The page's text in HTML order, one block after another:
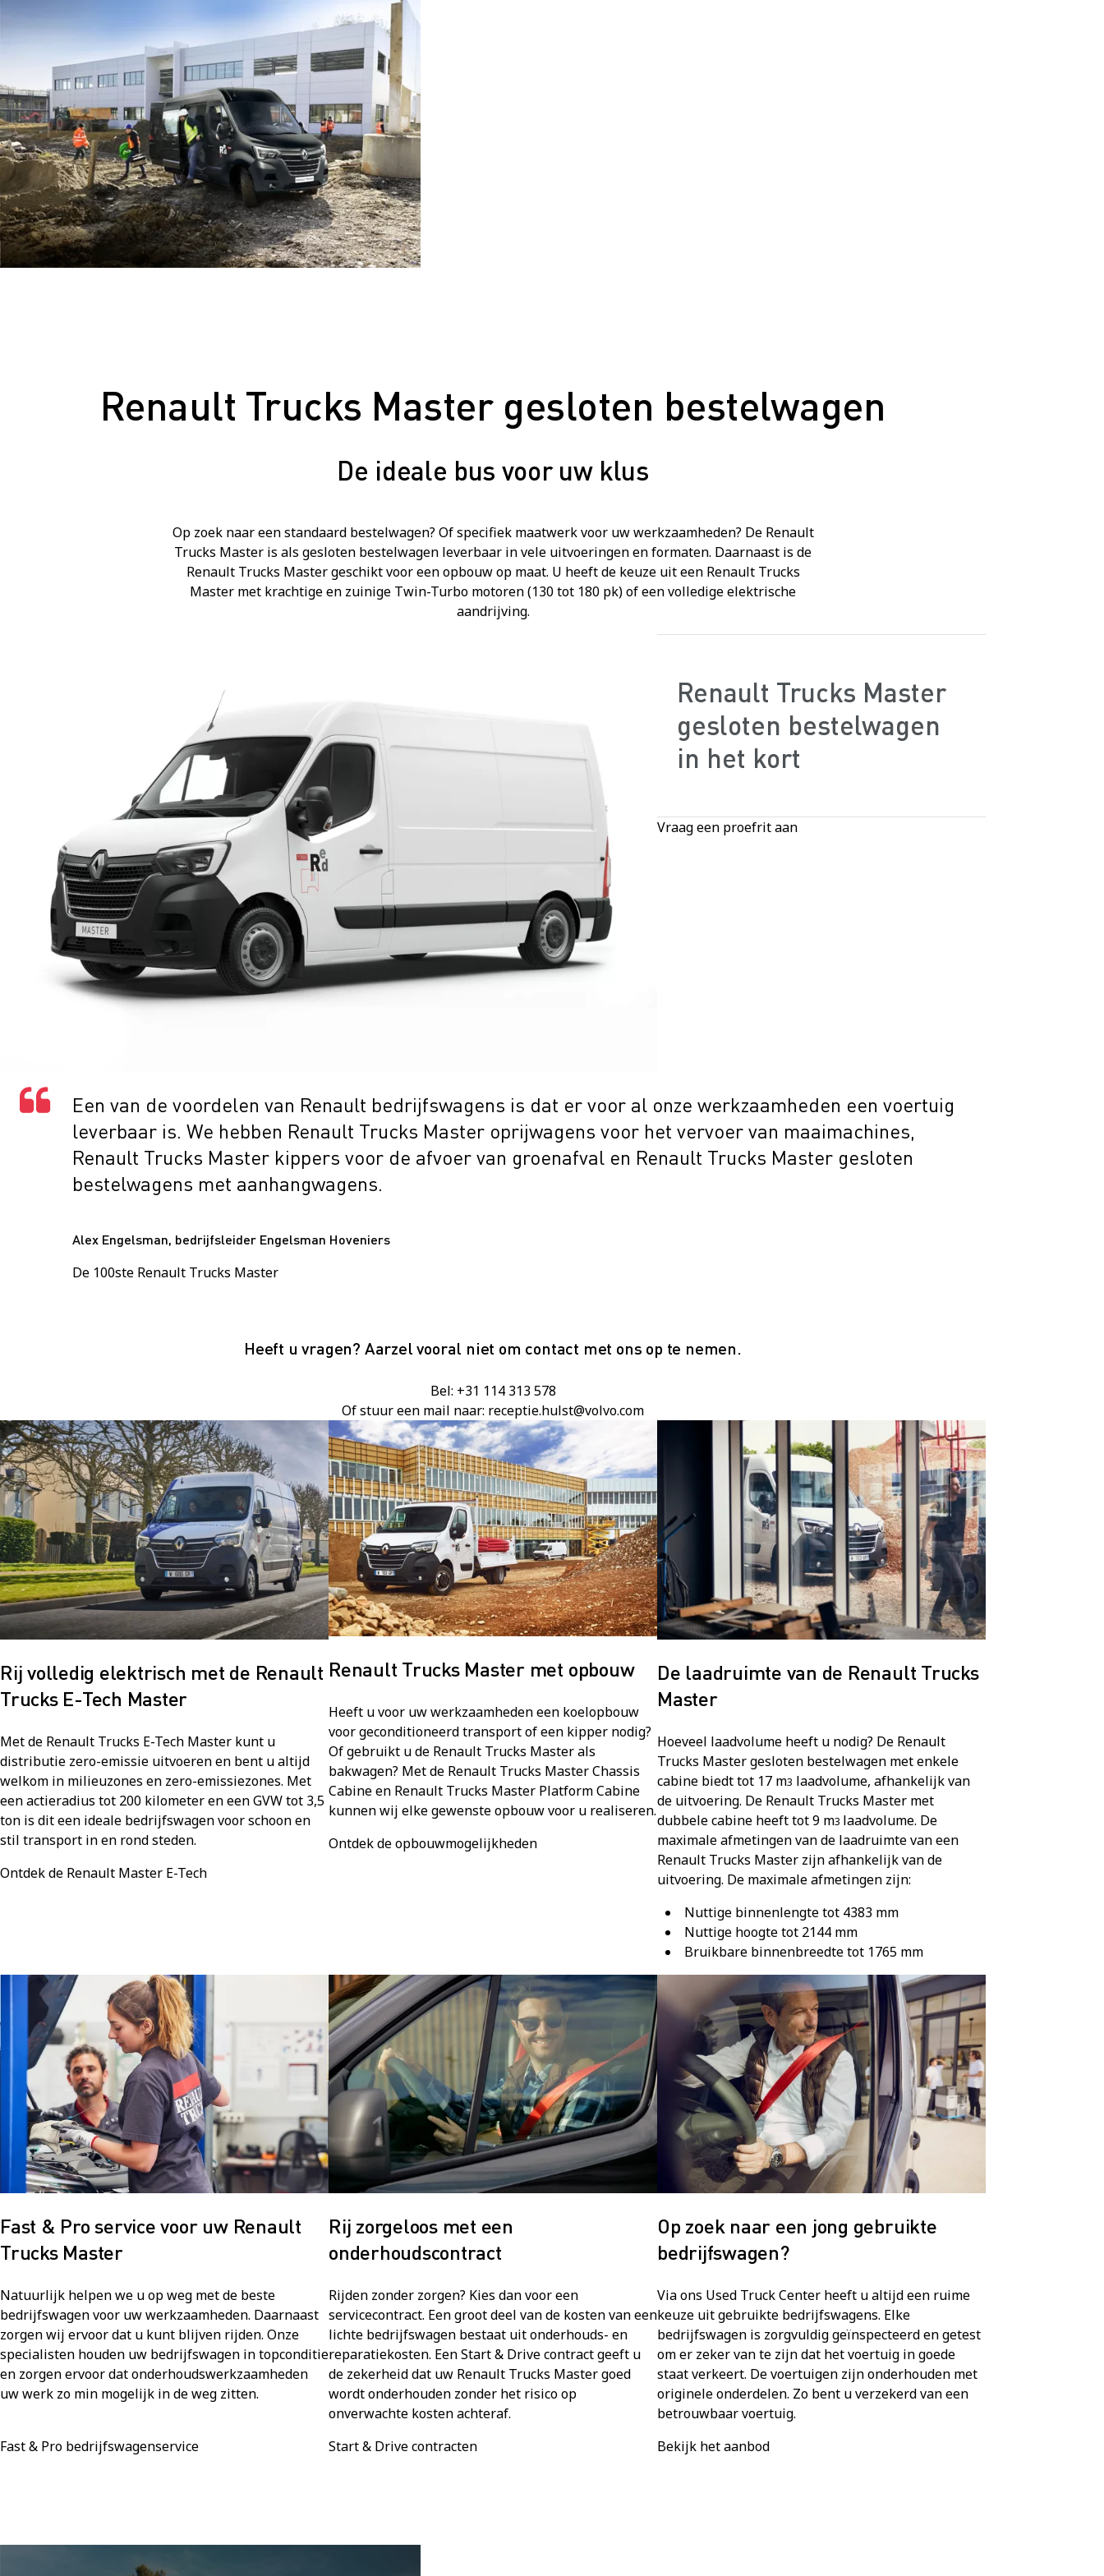
Renault Trucks Master gesloten bestelwagen
De ideale bus voor uw klus
Op zoek naar een standaard bestelwagen? Of specifiek maatwerk voor uw werkzaamheden? De Renault
Trucks Master is als gesloten bestelwagen leverbaar in vele uitvoeringen en formaten. Daarnaast is de
Renault Trucks Master geschikt voor een opbouw op maat. U heeft de keuze uit een Renault Trucks
Master met krachtige en zuinige Twin-Turbo motoren (130 tot 180 pk) of een volledige elektrische
aandrijving.
Renault Trucks Master
gesloten bestelwagen
in het kort
Vraag een proefrit aan
Een van de voordelen van Renault bedrijfswagens is dat er voor al onze werkzaamheden een voertuig
leverbaar is. We hebben Renault Trucks Master oprijwagens voor het vervoer van maaimachines,
Renault Trucks Master kippers voor de afvoer van groenafval en Renault Trucks Master gesloten
bestelwagens met aanhangwagens.
Alex Engelsman, bedrijfsleider Engelsman Hoveniers
De 100ste Renault Trucks Master
Heeft u vragen? Aarzel vooral niet om contact met ons op te nemen.
Bel: +31 114 313 578
Of stuur een mail naar: receptie.hulst@volvo.com
Rij volledig elektrisch met de Renault
Trucks E-Tech Master
Met de Renault Trucks E-Tech Master kunt u
distributie zero-emissie uitvoeren en bent u altijd
welkom in milieuzones en zero-emissiezones. Met
een actieradius tot 200 kilometer en een GVW tot 3,5
ton is dit een ideale bedrijfswagen voor schoon en
stil transport in en rond steden.
Ontdek de Renault Master E-Tech
Renault Trucks Master met opbouw
Heeft u voor uw werkzaamheden een koelopbouw
voor geconditioneerd transport of een kipper nodig?
Of gebruikt u de Renault Trucks Master als
bakwagen? Met de Renault Trucks Master Chassis
Cabine en Renault Trucks Master Platform Cabine
kunnen wij elke gewenste opbouw voor u realiseren.
Ontdek de opbouwmogelijkheden
De laadruimte van de Renault Trucks
Master
Hoeveel laadvolume heeft u nodig? De Renault
Trucks Master gesloten bestelwagen met enkele
cabine biedt tot 17 m3 laadvolume, afhankelijk van
de uitvoering. De Renault Trucks Master met
dubbele cabine heeft tot 9 m3 laadvolume. De
maximale afmetingen van de laadruimte van een
Renault Trucks Master zijn afhankelijk van de
uitvoering. De maximale afmetingen zijn:
Nuttige binnenlengte tot 4383 mm
Nuttige hoogte tot 2144 mm
Bruikbare binnenbreedte tot 1765 mm
Fast & Pro service voor uw Renault
Trucks Master
Natuurlijk helpen we u op weg met de beste
bedrijfswagen voor uw werkzaamheden. Daarnaast
zorgen wij ervoor dat u kunt blijven rijden. Onze
specialisten houden uw bedrijfswagen in topconditie
en zorgen ervoor dat onderhoudswerkzaamheden
uw werk zo min mogelijk in de weg zitten.
Fast & Pro bedrijfswagenservice
Rij zorgeloos met een
onderhoudscontract
Rijden zonder zorgen? Kies dan voor een
servicecontract. Een groot deel van de kosten van een
lichte bedrijfswagen bestaat uit onderhouds- en
reparatiekosten. Een Start & Drive contract geeft u
de zekerheid dat uw Renault Trucks Master goed
wordt onderhouden zonder het risico op
onverwachte kosten achteraf.
Start & Drive contracten
Op zoek naar een jong gebruikte
bedrijfswagen?
Via ons Used Truck Center heeft u altijd een ruime
keuze uit gebruikte bedrijfswagens. Elke
bedrijfswagen is zorgvuldig geïnspecteerd en getest
om er zeker van te zijn dat het voertuig in goede
staat verkeert. De voertuigen zijn onderhouden met
originele onderdelen. Zo bent u verzekerd van een
betrouwbaar voertuig.
Bekijk het aanbod